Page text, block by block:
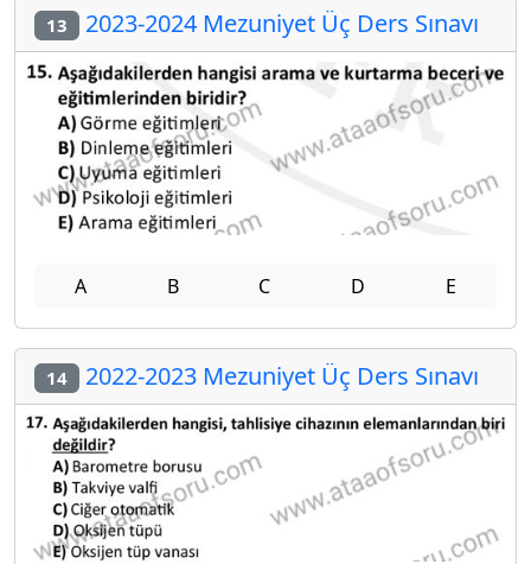
13 2023-2024 Mezuniyet Üç Ders Sınavı
A B C D E
14 2022-2023 Mezuniyet Üç Ders Sınavı